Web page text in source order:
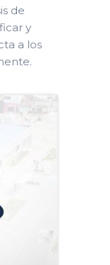
de
y
a los